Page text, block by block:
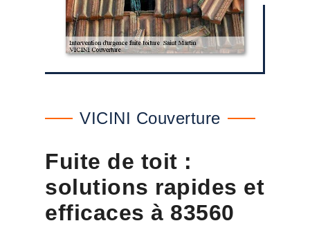
VICINI Couverture
Fuite de toit :
solutions rapides et
efficaces à 83560